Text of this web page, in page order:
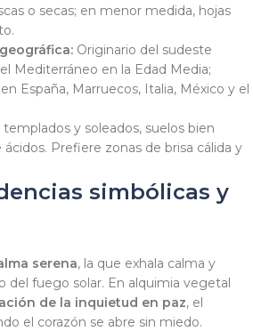
o secas; en menor medida, hojas
Originario del sudeste
Mediterráneo en la Edad Media;
España, Marruecos, Italia, México y el
templados y soleados, suelos bien
Prefiere zonas de brisa cálida y
simbólicas y
serena, la que exhala calma y
del fuego solar. En alquimia vegetal
de la inquietud en paz, el
el corazón se abre sin miedo.